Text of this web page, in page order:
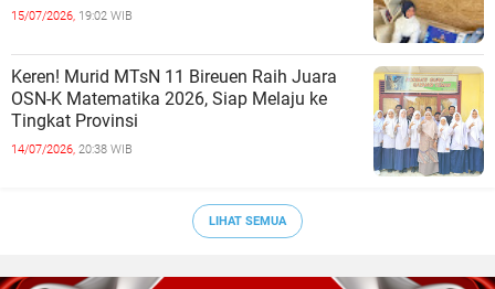
15/07/2026, 19:02 WIB
Keren! Murid MTsN 11 Bireuen Raih Juara
OSN-K Matematika 2026, Siap Melaju ke
Tingkat Provinsi
14/07/2026, 20:38 WIB
LIHAT SEMUA